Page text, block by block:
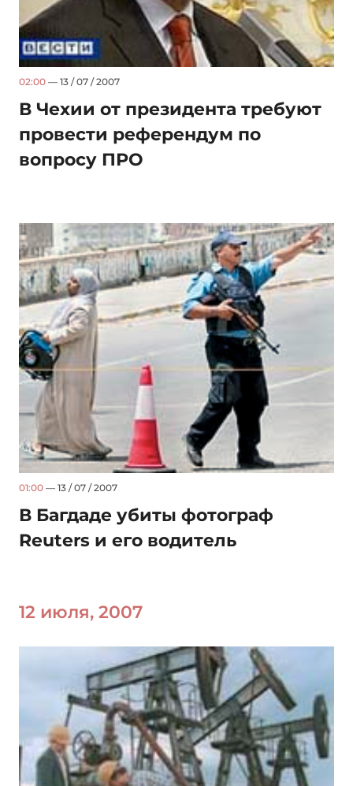
02:00 — 13 / 07 / 2007
В Чехии от президента требуют
провести референдум по
вопросу ПРО
01:00 — 13 / 07 / 2007
В Багдаде убиты фотограф
Reuters и его водитель
12 июля, 2007